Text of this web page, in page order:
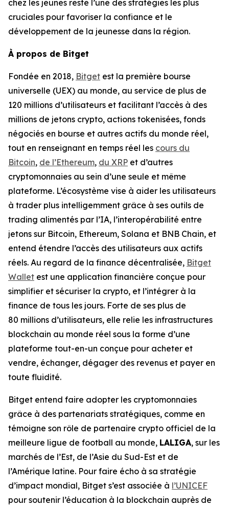
chez les jeunes reste l’une des stratégies les plus
cruciales pour favoriser la confiance et le
développement de la jeunesse dans la région.
À propos de Bitget
Fondée en 2018, Bitget est la première bourse
universelle (UEX) au monde, au service de plus de
120 millions d’utilisateurs et facilitant l’accès à des
millions de jetons crypto, actions tokenisées, fonds
négociés en bourse et autres actifs du monde réel,
tout en renseignant en temps réel les cours du
Bitcoin, de l’Ethereum, du XRP et d’autres
cryptomonnaies au sein d’une seule et même
plateforme. L’écosystème vise à aider les utilisateurs
à trader plus intelligemment grâce à ses outils de
trading alimentés par l’IA, l’interopérabilité entre
jetons sur Bitcoin, Ethereum, Solana et BNB Chain, et
entend étendre l’accès des utilisateurs aux actifs
réels. Au regard de la finance décentralisée, Bitget
Wallet est une application financière conçue pour
simplifier et sécuriser la crypto, et l’intégrer à la
finance de tous les jours. Forte de ses plus de
80 millions d’utilisateurs, elle relie les infrastructures
blockchain au monde réel sous la forme d’une
plateforme tout-en-un conçue pour acheter et
vendre, échanger, dégager des revenus et payer en
toute fluidité.
Bitget entend faire adopter les cryptomonnaies
grâce à des partenariats stratégiques, comme en
témoigne son rôle de partenaire crypto officiel de la
meilleure ligue de football au monde, LALIGA, sur les
marchés de l’Est, de l’Asie du Sud-Est et de
l’Amérique latine. Pour faire écho à sa stratégie
d’impact mondial, Bitget s’est associée à l’UNICEF
pour soutenir l’éducation à la blockchain auprès de